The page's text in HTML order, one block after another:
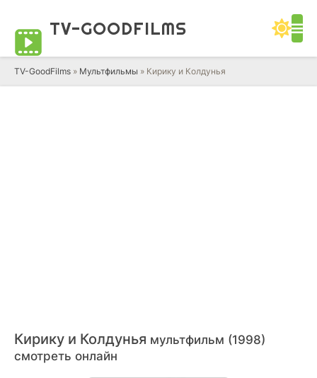
TV-GOODFILMS
TV-GoodFilms » Мультфильмы » Кирику и Колдунья
Кирику и Колдунья мультфильм (1998)
смотреть онлайн